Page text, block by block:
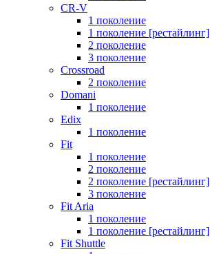
CR-V
1 поколение
1 поколение [рестайлинг]
2 поколение
3 поколение
Crossroad
2 поколение
Domani
1 поколение
Edix
1 поколение
Fit
1 поколение
2 поколение
2 поколение [рестайлинг]
3 поколение
Fit Aria
1 поколение
1 поколение [рестайлинг]
Fit Shuttle